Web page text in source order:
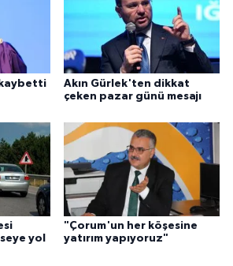
kaybetti
Akın Gürlek'ten dikkat
çeken pazar günü mesajı
yol
"Çorum'un her köşesine
yatırım yapıyoruz"